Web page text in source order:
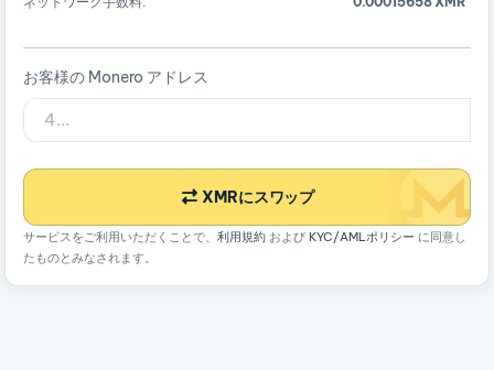
お客様の Monero アドレス
XMRにスワップ
サービスをご利用いただくことで、 利用規約 および KYC/AMLポリシー に同意し
たものとみなされます。